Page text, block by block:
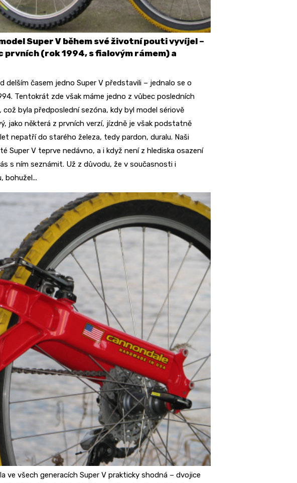
Super V během své životní pouti vyvíjel –
prvních (rok 1994, s fialovým rámem) a
delším časem jedno Super V představili – jednalo se o
Tentokrát zde však máme jedno z vůbec posledních
což byla předposlední sezóna, kdy byl model sériově
jako některá z prvních verzí, jízdně je však podstatně
nepatří do starého železa, tedy pardon, duralu. Naši
Super V teprve nedávno, a i když není z hlediska osazení
s ním seznámit. Už z důvodu, že v současnosti i
bohužel...
ve všech generacích Super V prakticky shodná – dvojice